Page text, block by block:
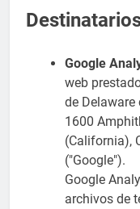
Google
web
de
1600
(California),
("Google").
Google
archivos de